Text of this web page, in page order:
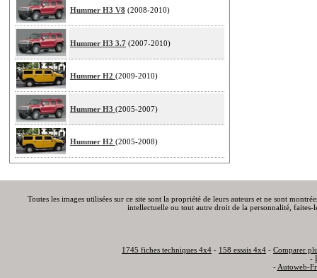
Hummer H3 V8 (2008-2010)
Hummer H3 3.7 (2007-2010)
Hummer H2 (2009-2010)
Hummer H3 (2005-2007)
Hummer H2 (2005-2008)
Toutes les images utilisées sur ce site sont la propriété de leurs auteurs et ne sont
intellectuelle ou tout autre droit de la personnalité,
1745 fiches techniques 4x4 - 158 essais 4x4 - Comparer
-
- Autoweb-